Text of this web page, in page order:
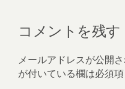
コメントを残す
メールアドレスが公開
が付いている欄は必須